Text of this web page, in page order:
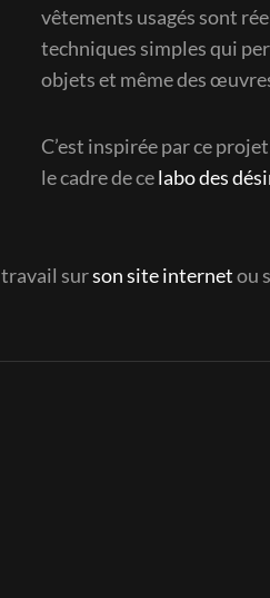
vêtements usagés sont
techniques simples qui
objets et même des
C’est inspirée par ce
le cadre de celabo des
surson site internetou